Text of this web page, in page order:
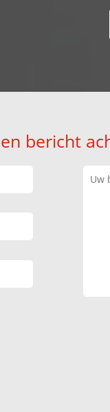
bericht